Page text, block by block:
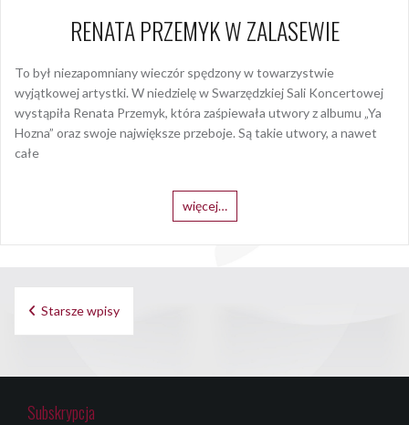
RENATA PRZEMYK W ZALASEWIE
To był niezapomniany wieczór spędzony w towarzystwie
wyjątkowej artystki. W niedzielę w Swarzędzkiej Sali Koncertowej
wystąpiła Renata Przemyk, która zaśpiewała utwory z albumu „Ya
Hozna” oraz swoje największe przeboje. Są takie utwory, a nawet
całe
więcej…
Nawigacja
po Starsze wpisy
Subskrypcja